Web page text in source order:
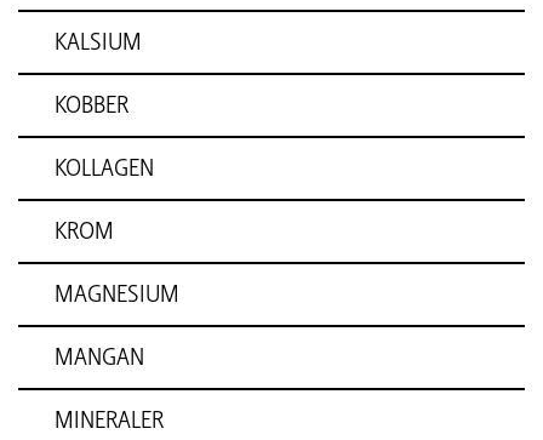
KALSIUM
KOBBER
KOLLAGEN
KROM
MAGNESIUM
MANGAN
MINERALER